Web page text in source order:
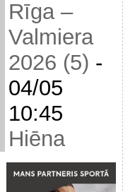
Rīga –
Valmiera
2026 (5) -
04/05
10:45
Hiēna